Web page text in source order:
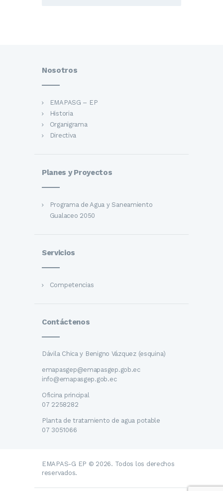
Nosotros
EMAPASG – EP
Historia
Organigrama
Directiva
Planes y Proyectos
Programa de Agua y Saneamiento
Gualaceo 2050
Servicios
Competencias
Contáctenos
Dávila Chica y Benigno Vázquez (esquina)
emapasgep@emapasgep.gob.ec
info@emapasgep.gob.ec
Oficina principal
07 2258282
Planta de tratamiento de agua potable
07 3051066
EMAPAS-G EP © 2026. Todos los derechos
reservados.